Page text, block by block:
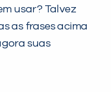
usar? Talvez
as frases acima
suas